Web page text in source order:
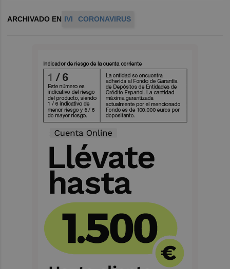
ARCHIVADO EN IVI CORONAVIRUS